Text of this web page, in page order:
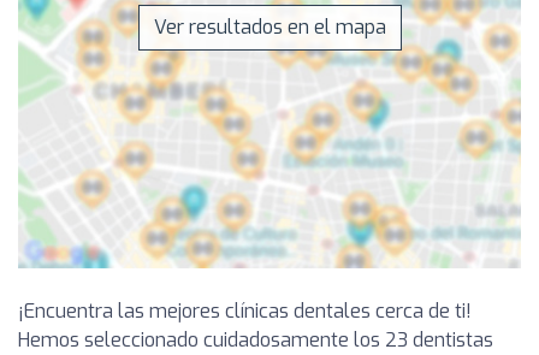
Ver resultados en el mapa
¡Encuentra las mejores clínicas dentales cerca de ti!
Hemos seleccionado cuidadosamente los 23 dentistas